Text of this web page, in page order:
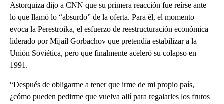
Astorquiza dijo a CNN que su primera reacción fue reírse ante
lo que llamó lo “absurdo” de la oferta. Para él, el momento
evoca la Perestroika, el esfuerzo de reestructuración económica
liderado por Mijaíl Gorbachov que pretendía estabilizar a la
Unión Soviética, pero que finalmente aceleró su colapso en
1991.
“Después de obligarme a tener que irme de mi propio país,
¿cómo pueden pedirme que vuelva allí para regalarles los frutos